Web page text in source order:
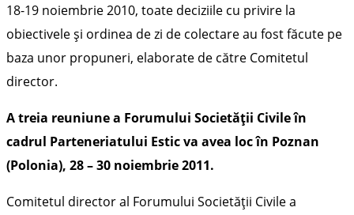
18-19 noiembrie 2010, toate deciziile cu privire la
obiectivele şi ordinea de zi de colectare au fost făcute pe
baza unor propuneri, elaborate de către Comitetul
director.
A treia reuniune a Forumului Societăţii Civile în
cadrul Parteneriatului Estic va avea loc în Poznan
(Polonia), 28 – 30 noiembrie 2011.
Comitetul director al Forumului Societăţii Civile a